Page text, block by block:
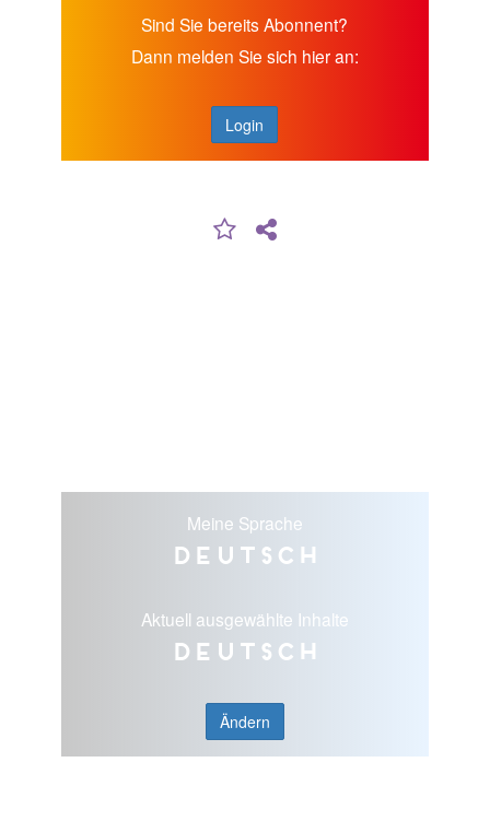
Sind Sie bereits Abonnent?
Dann melden Sie sich hier an:
Login
Meine Sprache
Deutsch
Aktuell ausgewählte Inhalte
Deutsch
Ändern